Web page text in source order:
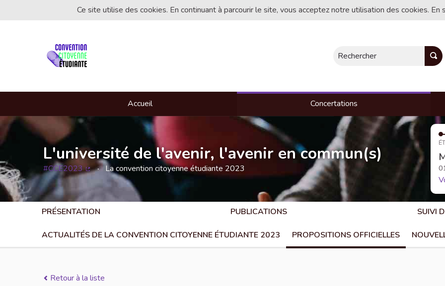
Ce site utilise des cookies. En continuant à parcourir le site, vous acceptez notre utilisation des cookies.
Rechercher
Accueil Concertations
L'université de l'avenir, l'avenir en commun(s)
#CCE2023
(Lien externe)
La convention citoyenne étudiante 2023
PRÉSENTATION PUBLICATIONS SUIVI
ACTUALITÉS DE LA CONVENTION CITOYENNE ÉTUDIANTE 2023 PROPOSITIONS OFFICIELLES
Retour à la liste